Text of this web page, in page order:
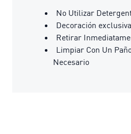
No Utilizar
Decoración exclusiva
Retirar
Limpiar Con Un
Necesario